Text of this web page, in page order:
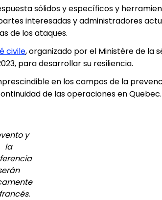
sólidos y específicos y
interesadas y administradores
de los ataques.
civile, organizado por el Ministère de la
para desarrollar su resiliencia.
en los campos de la
de las operaciones en Quebec.
y
la